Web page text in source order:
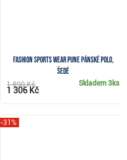
Fashion Sports Wear Pune pánské polo,
šedé
Skladem3ks
1 890 Kč
1 306 Kč
-31%